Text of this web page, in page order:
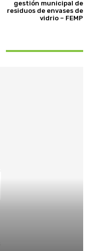
gestión municipal de
residuos de envases de
vidrio – FEMP